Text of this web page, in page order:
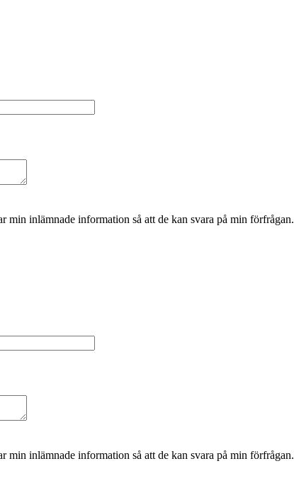
min inlämnade information så att de kan svara på min förfrågan.
min inlämnade information så att de kan svara på min förfrågan.